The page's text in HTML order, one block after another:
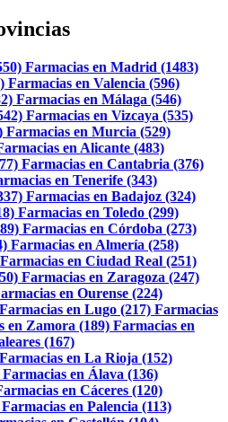
Farmacias en Madrid (1483)
Farmacias en Valencia (596)
Farmacias en Málaga (546)
Farmacias en Vizcaya (535)
Farmacias en Murcia (529)
en Alicante (483)
Farmacias en Cantabria (376)
en Tenerife (343)
Farmacias en Badajoz (324)
Farmacias en Toledo (299)
Farmacias en Córdoba (273)
Farmacias en Almería (258)
Farmacias en Ciudad Real (251)
Farmacias en Zaragoza (247)
en Ourense (224)
Farmacias en Lugo (217) Farmacias
en Zamora (189) Farmacias en
(167)
Farmacias en La Rioja (152)
Farmacias en Álava (136)
en Cáceres (120)
Farmacias en Palencia (113)